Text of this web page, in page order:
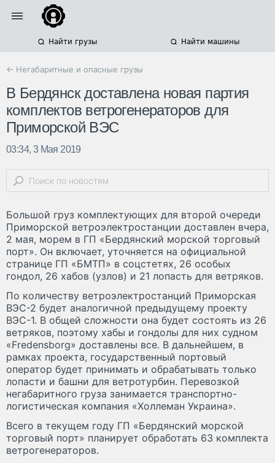
Найти грузы Найти машины
← Негабаритные и опасные грузы
В Бердянск доставлена новая партия
комплектов ветрогенераторов для
Приморской ВЭС
03:34, 3 Мая 2019
Большой груз комплектующих для второй очереди
Приморской ветроэлектростанции доставлен вчера,
2 мая, морем в ГП «Бердянский морской торговый
порт». Он включает, уточняется на официальной
странице ГП «БМТП» в соцстетях, 26 особых
гондол, 26 хабов (узлов) и 21 лопасть для ветряков.
По количеству ветроэлектростанций Приморская
ВЭС-2 будет аналогичной предыдущему проекту
ВЭС-1. В общей сложности она будет состоять из 26
ветряков, поэтому хабы и гондолы для них судном
«Fredensborg» доставлены все. В дальнейшем, в
рамках проекта, государственный портовый
оператор будет принимать и обрабатывать только
лопасти и башни для ветротурбин. Перевозкой
негабаритного груза занимается транспортно-
логистическая компания «Холлеман Украина».
Всего в текущем году ГП «Бердянский морской
торговый порт» планирует обработать 63 комплекта
ветрогенераторов.